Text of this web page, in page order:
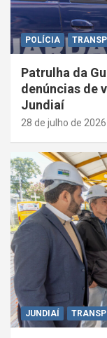
POLÍCIA
Patrulha da
denúncias de
Jundiaí
28 de julho de 2026
JUNDIAÍ